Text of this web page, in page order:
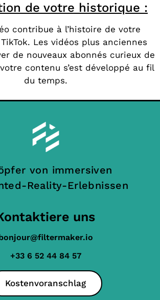
de votre historique :
contribue à l’histoire de votre
Les vidéos plus anciennes
de nouveaux abonnés curieux de
contenu s’est développé au fil
du temps.
von immersiven
Reality-Erlebnissen
uns
+33 6 52 44 84 57
Kostenvoranschlag